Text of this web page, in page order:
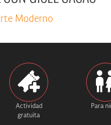
Moderno
Actividad
gratuita
Para